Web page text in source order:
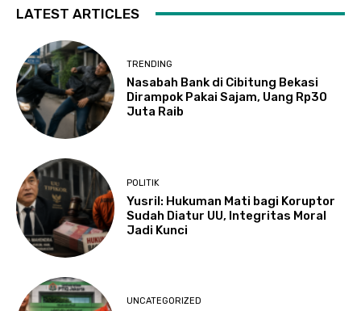
LATEST ARTICLES
TRENDING
Nasabah Bank di Cibitung Bekasi
Dirampok Pakai Sajam, Uang Rp30
Juta Raib
POLITIK
Yusril: Hukuman Mati bagi Koruptor
Sudah Diatur UU, Integritas Moral
Jadi Kunci
UNCATEGORIZED